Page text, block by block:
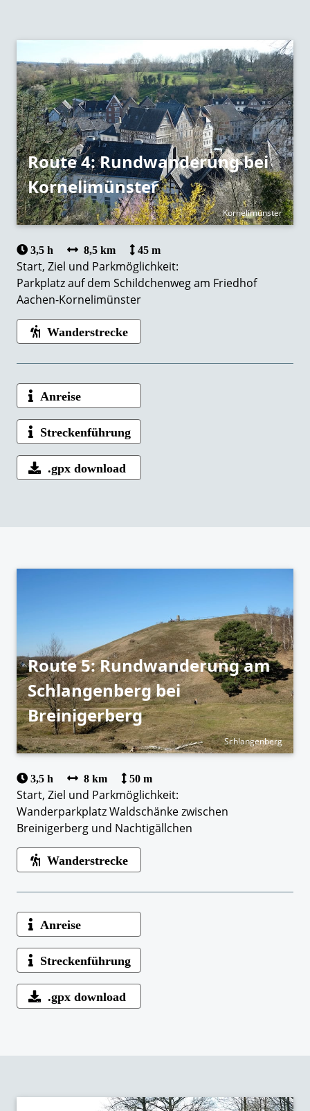
Route 4: Rundwanderung bei
Kornelimünster
Kornelimünster
3,5 h 8,5 km 45 m
Start, Ziel und Parkmöglichkeit:
Parkplatz auf dem Schildchenweg am Friedhof
Aachen-Kornelimünster
Wanderstrecke
Anreise
Streckenführung
.gpx download
Route 5: Rundwanderung am
Schlangenberg bei
Breinigerberg
Schlangenberg
3,5 h 8 km 50 m
Start, Ziel und Parkmöglichkeit:
Wanderparkplatz Waldschänke zwischen
Breinigerberg und Nachtigällchen
Wanderstrecke
Anreise
Streckenführung
.gpx download